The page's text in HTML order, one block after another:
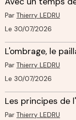
Par Thierry LEDRU
Le 30/07/2026
L'ombrage, le
Par Thierry LEDRU
Le 30/07/2026
Les principes de
Par Thierry LEDRU